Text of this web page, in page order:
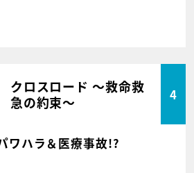
クロスロード ～救命救
急の約束～
4
ハラ＆医療事故!?